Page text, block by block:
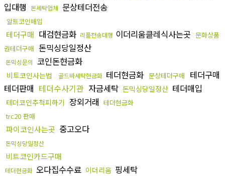
입대행 돈세탁업체 문상테더전송
알트코인매입
테더구매 대검현금화 리플전송대행 이더리움클레식사는곳 문화상품
권테더구매 돈믹싱당일정산
돈믹싱문의 코인돈현금화
비트코인사는법 골드바세탁현금화 테더현금화 문상테더구매
테더구매
테더판매 테더수사기관 자금세탁 돈믹싱당일정산 테더매입
테더코인추척피하기 장외거래 테더현금화
trc20 판매
파이코인사는곳 중고오다
돈믹싱당일정산
비트코인카드구매
테더현금화 오다집수수료 이더리움 핑세탁